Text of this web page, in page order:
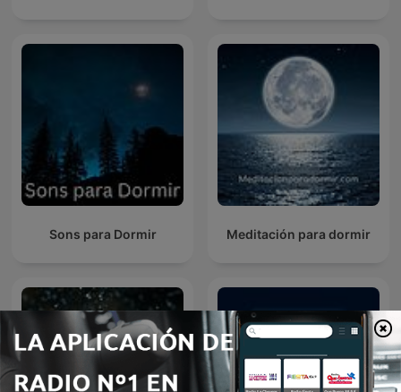
Sons para Dormir Meditación para dormir